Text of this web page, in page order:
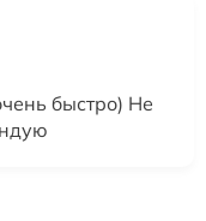
быстро) Не